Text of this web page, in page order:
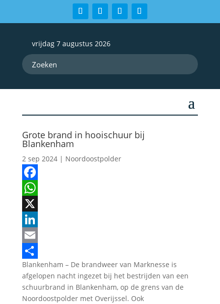
vrijdag 7 augustus 2026
Grote brand in hooischuur bij
Blankenham
2 sep 2024| Noordoostpolder
Facebook
WhatsApp
X
LinkedIn
Email
Delen
Blankenham – De brandweer van Marknesse is
afgelopen nacht ingezet bij het bestrijden van een
schuurbrand in Blankenham, op de grens van de
Noordoostpolder met Overijssel. Ook